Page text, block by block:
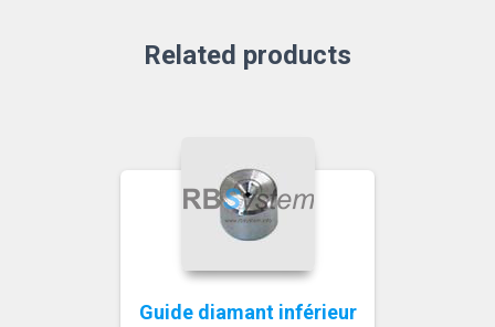
Related products
Guide diamant inférieur